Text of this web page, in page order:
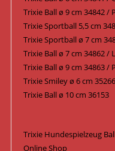
Trixie Ball ø 9 cm 34842 /
Trixie Sportball 5,5 cm
Trixie Sportball ø 7 cm
Trixie Ball ø 7 cm 34862 /
Trixie Ball ø 9 cm 34863 /
Trixie Smiley ø 6 cm 35266
Trixie Ball ø 10 cm 36153
Trixie Hundespielzeug
Online Shop